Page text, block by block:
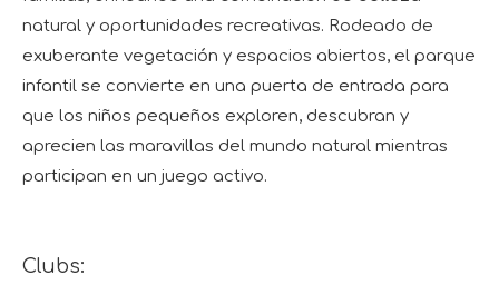
natural y oportunidades recreativas. Rodeado de
exuberante vegetación y espacios abiertos, el parque
infantil se convierte en una puerta de entrada para
que los niños pequeños exploren, descubran y
aprecien las maravillas del mundo natural mientras
participan en un juego activo.
Clubs: